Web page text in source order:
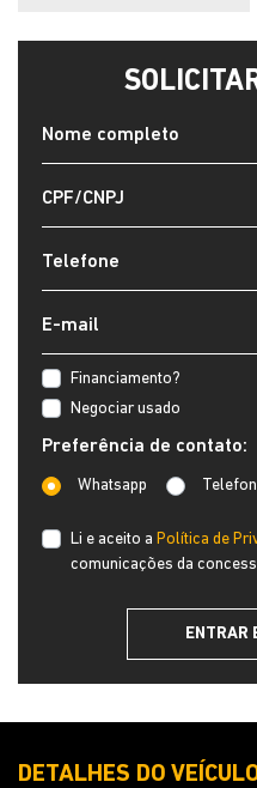
Financiamento?
Negociar usado
Preferência de contato:
Whatsapp
Li e aceito a Política de
comunicações da
ENTRAR
DETALHES DO